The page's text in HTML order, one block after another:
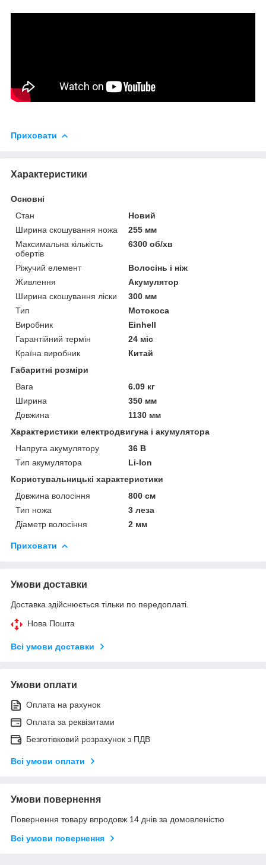
Приховати
Характеристики
Основні
Стан
Новий
Ширина скошування ножа
255 мм
Максимальна кількість
обертів
6300 об/хв
Ріжучий елемент
Волосінь і ніж
Живлення
Акумулятор
Ширина скошування ліски
300 мм
Тип
Мотокоса
Виробник
Einhell
Гарантійний термін
24 міс
Країна виробник
Китай
Габаритні розміри
Вага
6.09 кг
Ширина
350 мм
Довжина
1130 мм
Характеристики електродвигуна і акумулятора
Напруга акумулятору
36 В
Тип акумулятора
Li-Ion
Користувальницькі характеристики
Довжина волосіння
800 см
Тип ножа
3 леза
Діаметр волосіння
2 мм
Приховати
Умови доставки
Доставка здійснюється тільки по передоплаті.
Нова Пошта
Всі умови доставки
Умови оплати
Оплата на рахунок
Оплата за реквізитами
Безготівковий розрахунок з ПДВ
Всі умови оплати
Умови повернення
Повернення товару впродовж 14 днів за домовленістю
Всі умови повернення